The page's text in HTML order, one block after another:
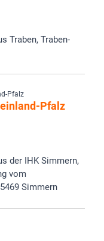
Traben, Traben-
Pfalz
Pfalz
der IHK Simmern,
vom
Simmern